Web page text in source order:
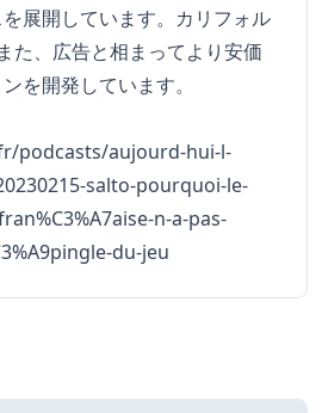
展開しています。カリフォル
た、広告と相まってより安価
を開発しています。
podcasts/aujourd-hui-l-
salto-pourquoi-le-
n-a-pas-
du-jeu